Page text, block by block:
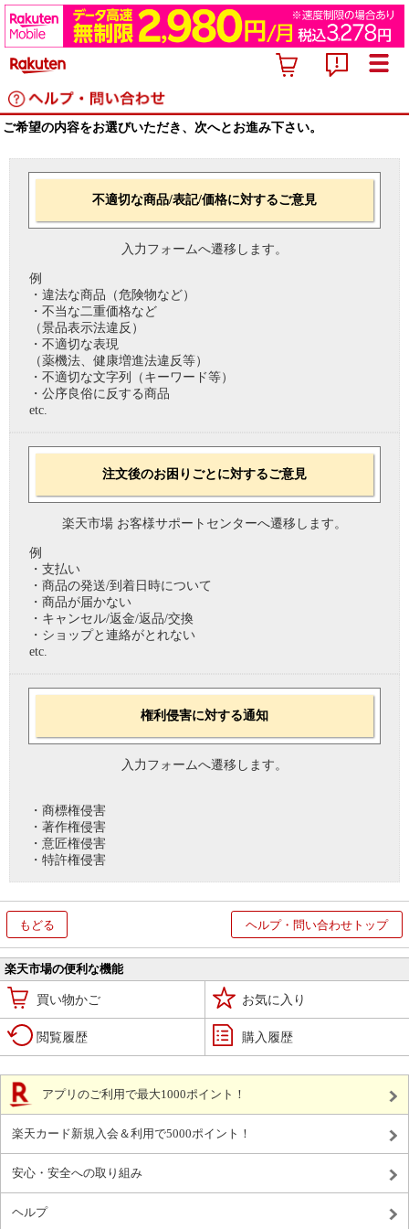
ご希望の内容をお選びいただき、次へとお進み下さい。
不適切な商品/表記/価格に対するご意見
入力フォームへ遷移します。
例
・違法な商品（危険物など）
・不当な二重価格など
（景品表示法違反）
・不適切な表現
（薬機法、健康増進法違反等）
・不適切な文字列（キーワード等）
・公序良俗に反する商品
etc.
注文後のお困りごとに対するご意見
楽天市場 お客様サポートセンターへ遷移します。
例
・支払い
・商品の発送/到着日時について
・商品が届かない
・キャンセル/返金/返品/交換
・ショップと連絡がとれない
etc.
権利侵害に対する通知
入力フォームへ遷移します。
・商標権侵害
・著作権侵害
・意匠権侵害
・特許権侵害
もどる ヘルプ・問い合わせトップ
楽天市場の便利な機能
買い物かご お気に入り
閲覧履歴 購入履歴
アプリのご利用で最大1000ポイント！
楽天カード新規入会＆利用で5000ポイント！
安心・安全への取り組み
ヘルプ